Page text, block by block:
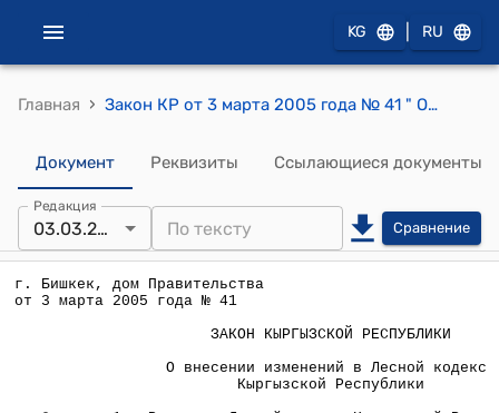
KG RU
Главная › Закон КР от 3 марта 2005 года № 41 " О внесении изменений в Лесной кодекс Кыргызской Республики"
Документ Реквизиты Ссылающиеся документы
Редакция
03.03.2005 Сравнение